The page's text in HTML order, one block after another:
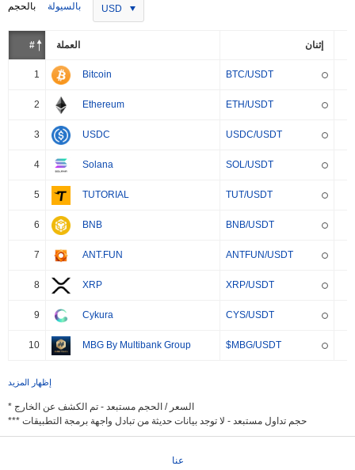
بالحجم بالسيولة USD
# العملة إثنان
1 Bitcoin BTC/USDT
2 Ethereum ETH/USDT
3 USDC USDC/USDT
4 Solana SOL/USDT
5 TUTORIAL TUT/USDT
6 BNB BNB/USDT
7 ANT.FUN ANTFUN/USDT
8 XRP XRP/USDT
9 Cykura CYS/USDT
10 MBG By Multibank Group $MBG/USDT
إظهار المزيد
* السعر / الحجم مستبعد - تم الكشف عن الخارج
*** حجم تداول مستبعد - لا توجد بيانات حديثة من تبادل واجهة برمجة التطبيقات
عنا